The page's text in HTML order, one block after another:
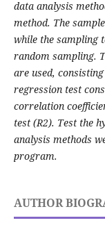
data analysis
method. The
while the sampling
random sampling.
are used,
regression test
correlation
test (R2). Test the
analysis methods
program.
AUTHOR